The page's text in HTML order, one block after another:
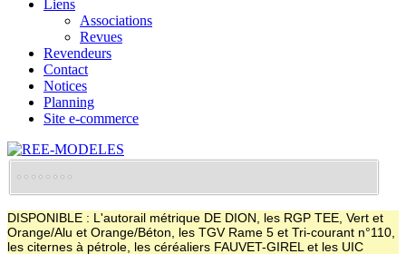
Liens
Associations
Revues
Revendeurs
Contact
Notices
Planning
Site e-commerce
DISPONIBLE : L'autorail métrique DE DION, les RGP TEE, Vert et
Orange/Alu et Orange/Béton, les TGV Rame 5 et Tri-courant n°110,
les citernes à pétrole, les céréaliers FAUVET-GIREL et les UIC